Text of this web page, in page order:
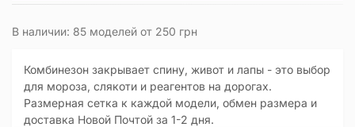
В наличии: 85 моделей от 250 грн
Комбинезон закрывает спину, живот и лапы - это выбор
для мороза, слякоти и реагентов на дорогах.
Размерная сетка к каждой модели, обмен размера и
доставка Новой Почтой за 1-2 дня.